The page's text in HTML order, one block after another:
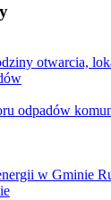
otwarcia,
odpadów
w Gminie